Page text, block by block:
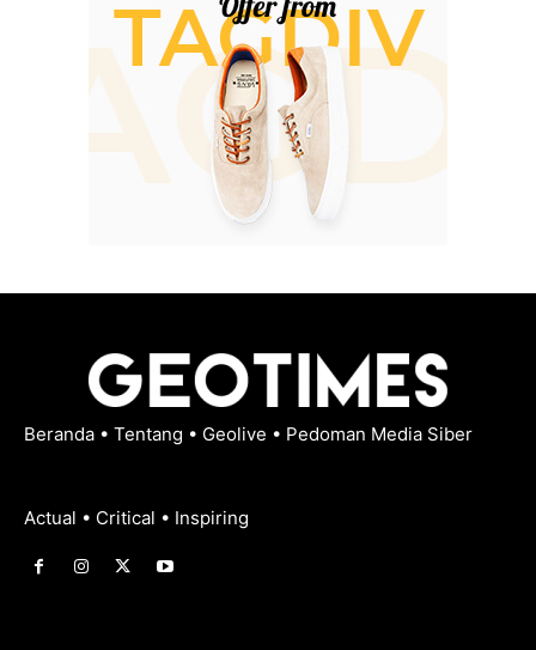
Beranda • Tentang • Geolive • Pedoman Media Siber
Actual • Critical • Inspiring